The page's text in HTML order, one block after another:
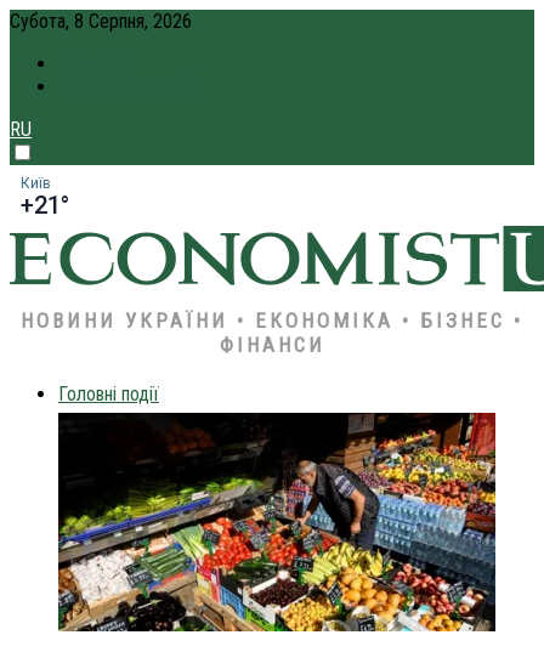
Субота, 8 Серпня, 2026
RU
Київ
+21°
НОВИНИ УКРАЇНИ • ЕКОНОМІКА • БІЗНЕС •
ФІНАНСИ
Головні події